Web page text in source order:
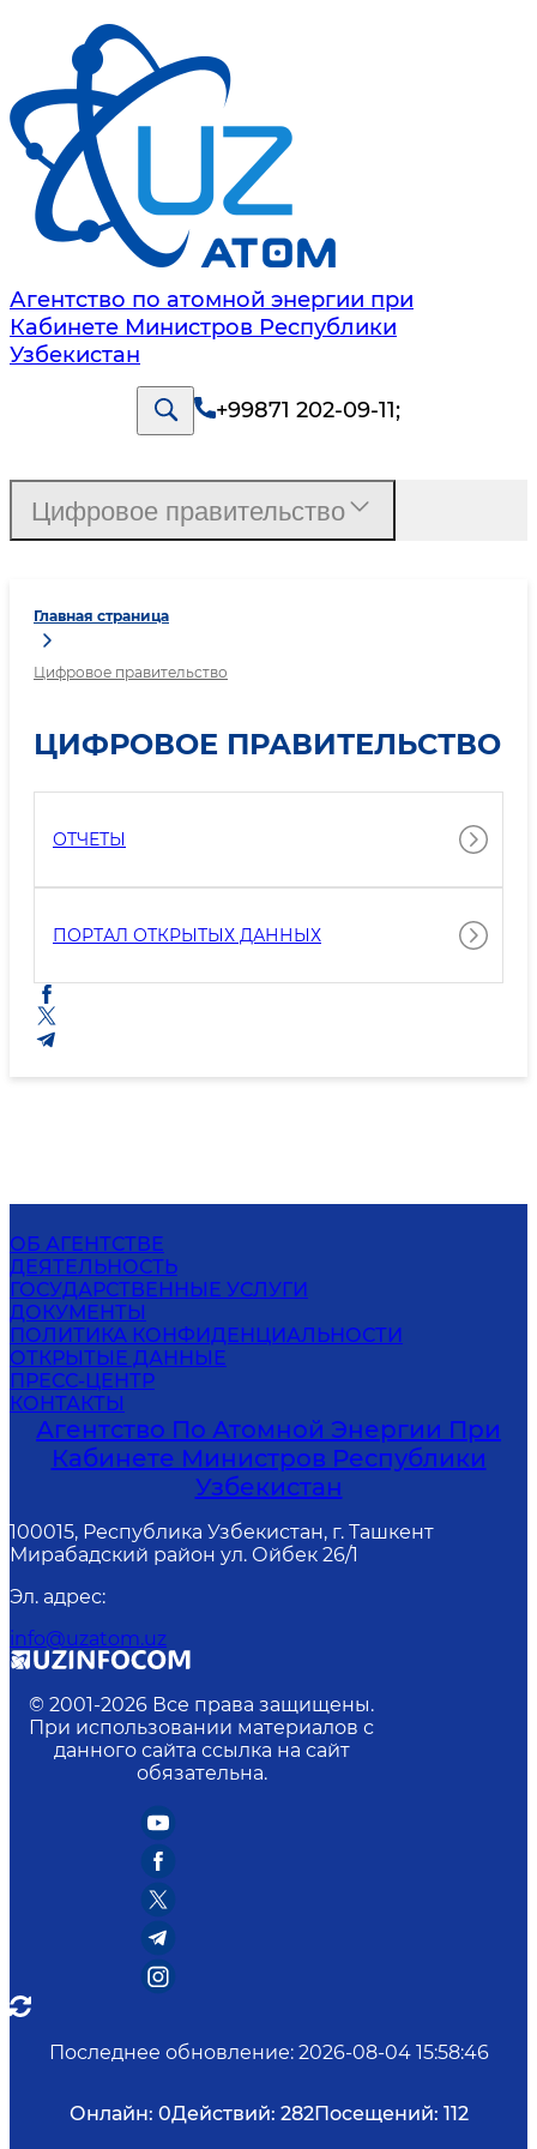
Агентство по атомной энергии при
Кабинете Министров Республики
Узбекистан
+99871 202-09-11;
Главная страница
Цифровое правительство
ЦИФРОВОЕ ПРАВИТЕЛЬСТВО
ОТЧЕТЫ
ПОРТАЛ ОТКРЫТЫХ ДАННЫХ
Цифровое правительство
ОБ АГЕНТСТВЕ
ДЕЯТЕЛЬНОСТЬ
ГОСУДАРСТВЕННЫЕ УСЛУГИ
ДОКУМЕНТЫ
ПОЛИТИКА КОНФИДЕНЦИАЛЬНОСТИ
ОТКРЫТЫЕ ДАННЫЕ
ПРЕСС-ЦЕНТР
КОНТАКТЫ
Агентство По Атомной Энергии При
Кабинете Министров Республики
Узбекистан
100015, Республика Узбекистан, г. Ташкент
Мирабадский район ул. Ойбек 26/1
Эл. адрес:
info@uzatom.uz
© 2001-2026 Все права защищены.
При использовании материалов с
данного сайта ссылка на сайт
обязательна.
Последнее обновление: 2026-08-04 15:58:46
Онлайн: 0Действий: 282Посещений: 112